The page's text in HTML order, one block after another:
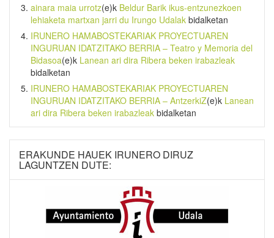
ainara maia urrotz(e)k Beldur Barik ikus-entzunezkoen
lehiaketa martxan jarri du Irungo Udalak bidalketan
IRUNERO HAMABOSTEKARIAK PROYECTUAREN
INGURUAN IDATZITAKO BERRIA – Teatro y Memoria del
Bidasoa(e)k Lanean ari dira Ribera beken irabazleak
bidalketan
IRUNERO HAMABOSTEKARIAK PROYECTUAREN
INGURUAN IDATZITAKO BERRIA – AntzerkiZ(e)k Lanean
ari dira Ribera beken irabazleak bidalketan
ERAKUNDE HAUEK IRUNERO DIRUZ
LAGUNTZEN DUTE: